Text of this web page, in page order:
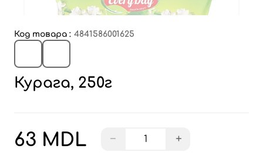
Код товара : 4841586001625
Курага, 250г
63 MDL − +